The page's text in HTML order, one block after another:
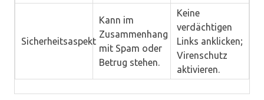
Sicherheitsaspekt
Kann im
Zusammenhang
mit Spam oder
Betrug stehen.
Keine
verdächtigen
Links anklicken;
Virenschutz
aktivieren.